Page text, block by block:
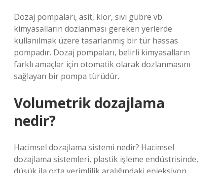
Dozaj pompaları, asit, klor, sıvı gübre vb.
kimyasalların dozlanması gereken yerlerde
kullanılmak üzere tasarlanmış bir tür hassas
pompadır. Dozaj pompaları, belirli kimyasalların
farklı amaçlar için otomatik olarak dozlanmasını
sağlayan bir pompa türüdür.
Volumetrik dozajlama
nedir?
Hacimsel dozajlama sistemi nedir? Hacimsel
dozajlama sistemleri, plastik işleme endüstrisinde,